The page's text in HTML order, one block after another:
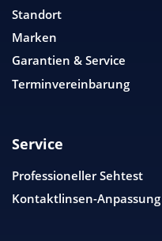
Standort
Marken
Garantien & Service
Terminvereinbarung
Service
Professioneller Sehtest
Kontaktlinsen-Anpassung